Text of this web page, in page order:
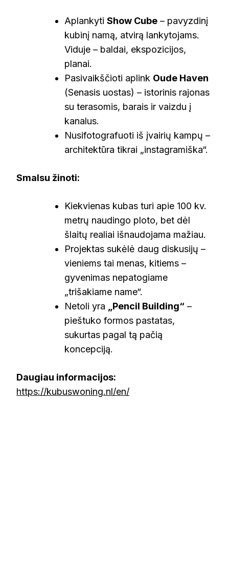
Aplankyti Show Cube – pavyzdinį
kubinį namą, atvirą lankytojams.
Viduje – baldai, ekspozicijos,
planai.
Pasivaikščioti aplink Oude Haven
(Senasis uostas) – istorinis rajonas
su terasomis, barais ir vaizdu į
kanalus.
Nusifotografuoti iš įvairių kampų –
architektūra tikrai „instagramiška“.
Smalsu žinoti:
Kiekvienas kubas turi apie 100 kv.
metrų naudingo ploto, bet dėl
šlaitų realiai išnaudojama mažiau.
Projektas sukėlė daug diskusijų –
vieniems tai menas, kitiems –
gyvenimas nepatogiame
„trišakiame name“.
Netoli yra
„Pencil Building“ –
pieštuko formos pastatas,
sukurtas pagal tą pačią
koncepciją.
Daugiau informacijos:
https://kubuswoning.nl/en/